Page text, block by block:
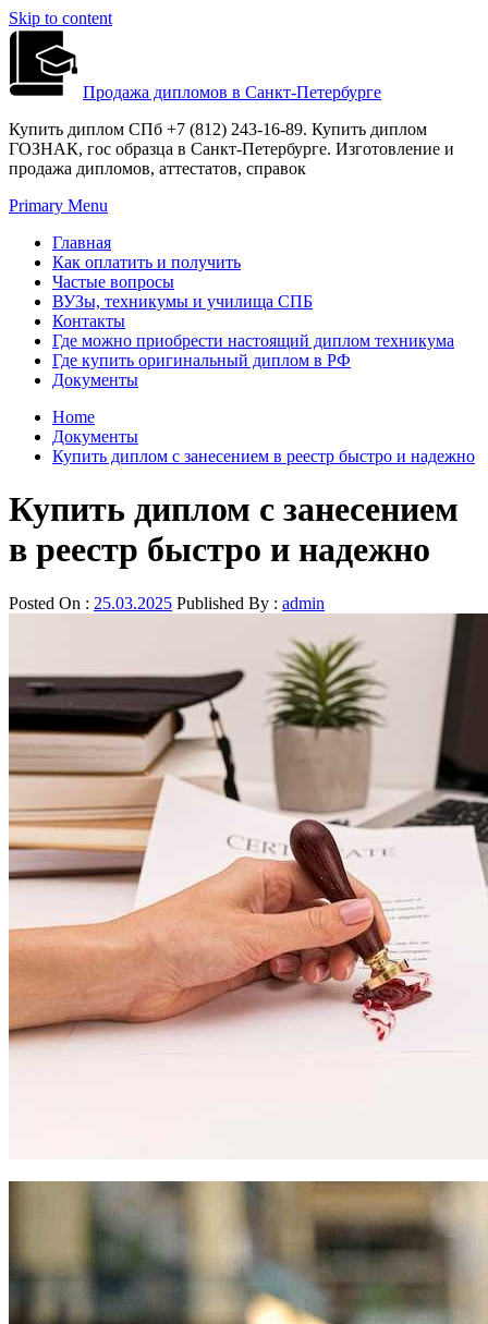
Skip to content
Продажа дипломов в Санкт-Петербурге
Купить диплом СПб +7 (812) 243-16-89. Купить диплом
ГОЗНАК, гос образца в Санкт-Петербурге. Изготовление и
продажа дипломов, аттестатов, справок
Primary Menu
Главная
Как оплатить и получить
Частые вопросы
ВУЗы, техникумы и училища СПБ
Контакты
Где можно приобрести настоящий диплом техникума
Где купить оригинальный диплом в РФ
Документы
Home
Документы
Купить диплом с занесением в реестр быстро и надежно
Купить диплом с занесением
в реестр быстро и надежно
Posted On : 25.03.2025 Published By : admin